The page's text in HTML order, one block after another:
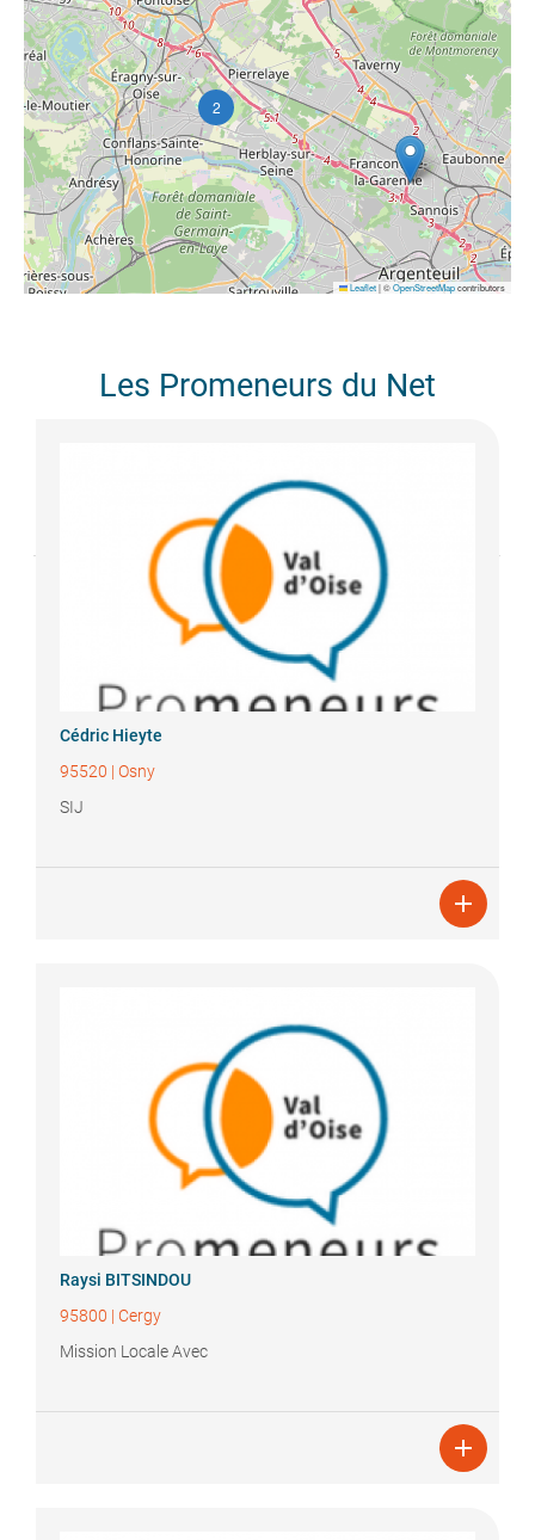
2
Leaflet|©OpenStreetMapcontributors
Les Promeneurs du Net
Cédric Hieyte
95520 | Osny
SIJ

Raysi BITSINDOU
95800 | Cergy
Mission Locale Avec
